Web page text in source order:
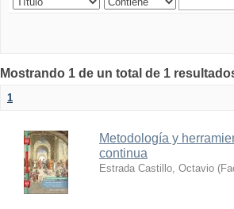
Mostrando 1 de un total de 1
1
Metodología y
continua
Estrada Castillo, Octavio (